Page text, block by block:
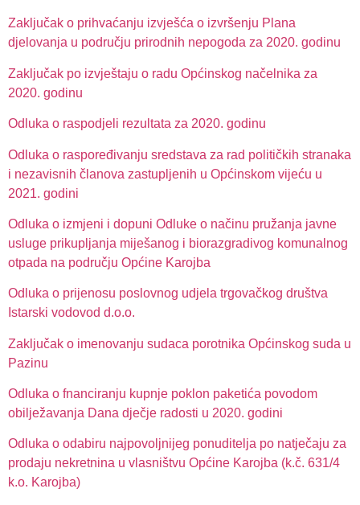
Zaključak o prihvaćanju izvješća o izvršenju Plana
djelovanja u području prirodnih nepogoda za 2020. godinu
Zaključak po izvještaju o radu Općinskog načelnika za
2020. godinu
Odluka o raspodjeli rezultata za 2020. godinu
Odluka o raspoređivanju sredstava za rad političkih stranaka
i nezavisnih članova zastupljenih u Općinskom vijeću u
2021. godini
Odluka o izmjeni i dopuni Odluke o načinu pružanja javne
usluge prikupljanja miješanog i biorazgradivog komunalnog
otpada na području Općine Karojba
Odluka o prijenosu poslovnog udjela trgovačkog društva
Istarski vodovod d.o.o.
Zaključak o imenovanju sudaca porotnika Općinskog suda u
Pazinu
Odluka o fnanciranju kupnje poklon paketića povodom
obilježavanja Dana dječje radosti u 2020. godini
Odluka o odabiru najpovoljnijeg ponuditelja po natječaju za
prodaju nekretnina u vlasništvu Općine Karojba (k.č. 631/4
k.o. Karojba)